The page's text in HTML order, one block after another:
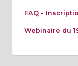
FAQ -
Webinaire du